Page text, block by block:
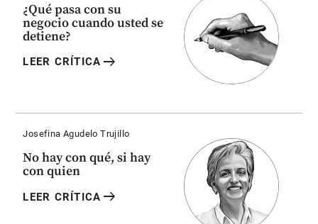
¿Qué pasa con su
negocio cuando usted se
detiene?
LEER CRÍTICA arrow_right_alt
Josefina Agudelo Trujillo
No hay con qué, si hay
con quien
LEER CRÍTICA arrow_right_alt